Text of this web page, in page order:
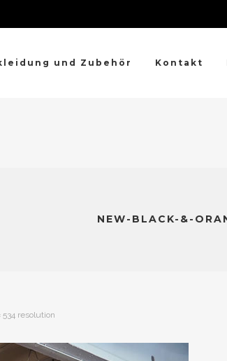
und Zubehör Kontakt
NEW-BLACK-&-
resolution